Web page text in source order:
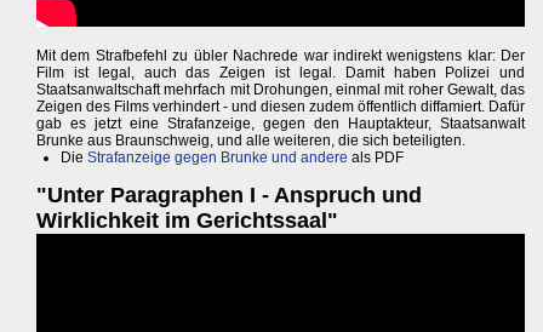
Mit dem Strafbefehl zu übler Nachrede war indirekt wenigstens klar: Der
Film ist legal, auch das Zeigen ist legal. Damit haben Polizei und
Staatsanwaltschaft mehrfach mit Drohungen, einmal mit roher Gewalt, das
Zeigen des Films verhindert - und diesen zudem öffentlich diffamiert. Dafür
gab es jetzt eine Strafanzeige, gegen den Hauptakteur, Staatsanwalt
Brunke aus Braunschweig, und alle weiteren, die sich beteiligten.
Die Strafanzeige gegen Brunke und andere als PDF
"Unter Paragraphen I - Anspruch und
Wirklichkeit im Gerichtssaal"